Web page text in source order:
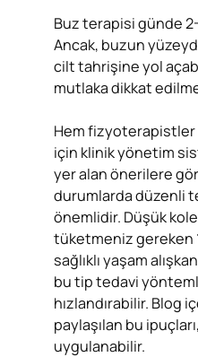
Buz terapisi günde
Ancak, buzun
cilt tahrişine yol
mutlaka dikkat
Hem
için klinik yönetim
yer alan önerilere
durumlarda düzenli
önemlidir. Düşük
tüketmeniz gereken
sağlıklı yaşam
bu tip tedavi
hızlandırabilir. Blog
paylaşılan bu
uygulanabilir.